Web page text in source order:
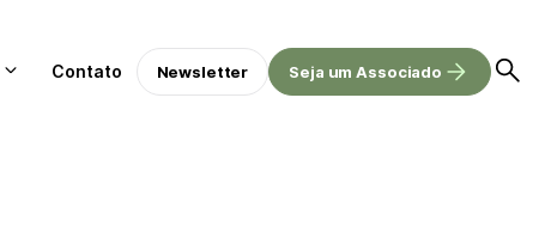
Contato Newsletter Seja um Associado